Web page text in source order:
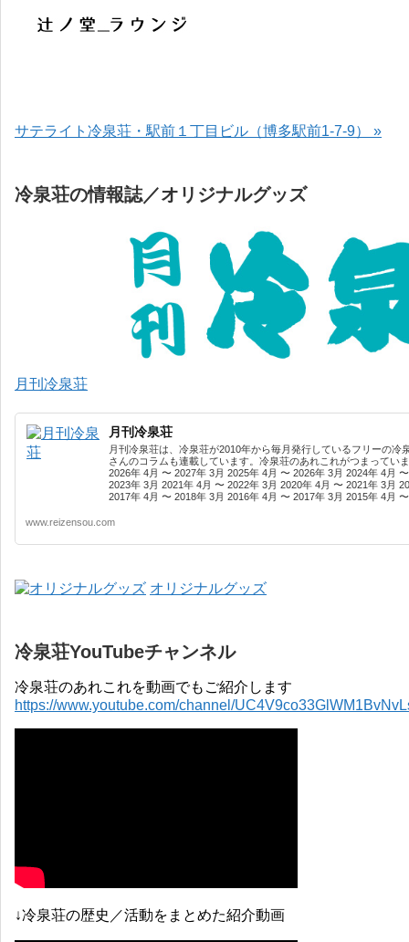
サテライト冷泉荘・駅前１丁目ビル（博多駅前1-7-9） »
冷泉荘の情報誌／オリジナルグッズ
月刊冷泉荘
月刊冷泉荘
月刊冷泉荘は、冷泉荘が2010年から毎月発行しているフリーの
さんのコラムも連載しています。冷泉荘のあれこれがつまってい
2026年 4月 〜 2027年 3月 2025年 4月 〜 2026年 3月 2024年 4月
2023年 3月 2021年 4月 〜 2022年 3月 2020年 4月 〜 2021年 3月
2017年 4月 〜 2018年 3月 2016年 4月 〜 2017年 3月 2015年 4月
www.reizensou.com
オリジナルグッズ
冷泉荘YouTubeチャンネル
冷泉荘のあれこれを動画でもご紹介します
https://www.youtube.com/channel/
↓冷泉荘の歴史／活動をまとめた紹介動画